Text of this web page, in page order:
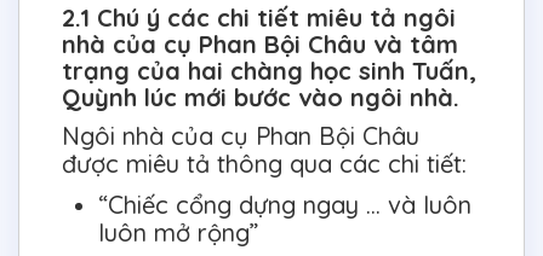
2.1 Chú ý các chi tiết miêu tả ngôi
nhà của cụ Phan Bội Châu và tâm
trạng của hai chàng học sinh Tuấn,
Quỳnh lúc mới bước vào ngôi nhà.
Ngôi nhà của cụ Phan Bội Châu
được miêu tả thông qua các chi tiết:
“Chiếc cổng dựng ngay … và luôn
luôn mở rộng”